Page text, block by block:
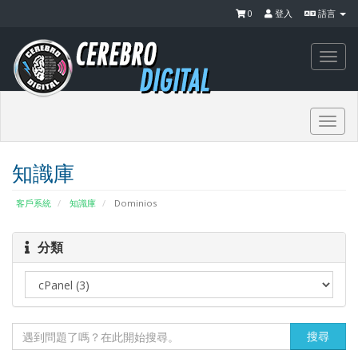
語言
登入
0
知識庫
客戶系統 知識庫 Dominios
分類